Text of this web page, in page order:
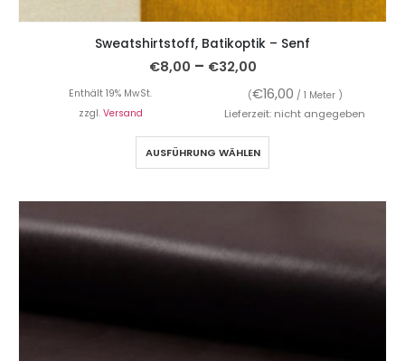
Sweatshirtstoff, Batikoptik – Senf
€8,00 – €32,00
Enthält 19% MwSt. (€16,00 / 1 Meter )
zzgl. Versand Lieferzeit: nicht angegeben
AUSFÜHRUNG WÄHLEN